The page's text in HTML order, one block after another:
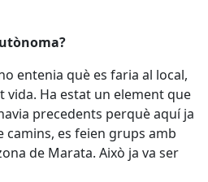
entenia què es faria al local,
Ha estat un element que
precedents perquè aquí ja
camins, es feien grups amb
de Marata. Això ja va ser